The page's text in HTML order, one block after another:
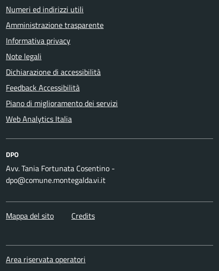
Numeri ed indirizzi utili
Amministrazione trasparente
Informativa privacy
Note legali
Dichiarazione di accessibilità
Feedback Accessibilità
Piano di miglioramento dei servizi
Web Analytics Italia
DPO
Avv. Tania Fortunata Cosentino -
dpo@comune.montegalda.vi.it
Mappa del sito Credits
Area riservata operatori